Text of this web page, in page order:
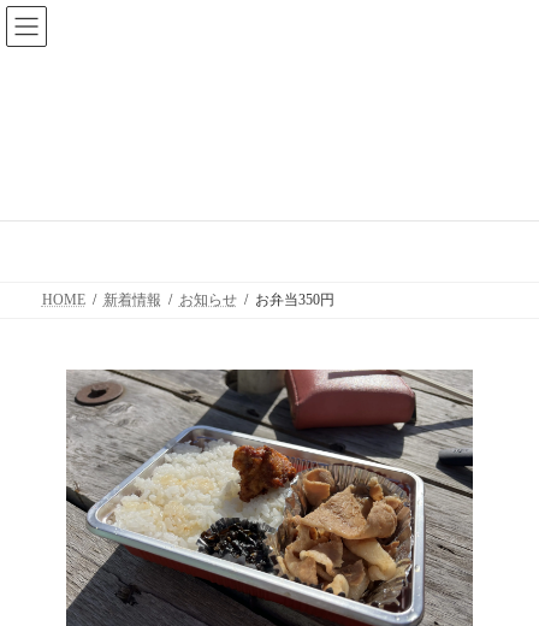
コ
ン
テ
ナ
ビ
ゲ
HOME 新着情報 お知らせ お弁当350円